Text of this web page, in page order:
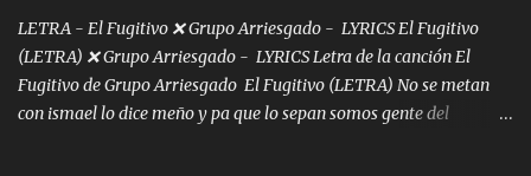
Intentar... ...
LETRA - El Fugitivo ❌ Grupo Arriesgado - LYRICS El Fugitivo
(LETRA) ❌ Grupo Arriesgado - LYRICS Letra de la canción El
Fugitivo de Grupo Arriesgado El Fugitivo (LETRA) No se metan
con ismael lo dice meño y pa que lo sepan somos gente del